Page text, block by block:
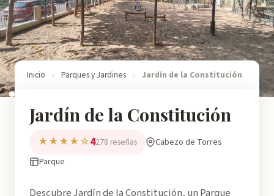
Inicio › Parques y Jardines › Jardín de la Constitución
Jardín de la Constitución
★★★★☆4278 reseñas
Cabezo de Torres
Parque
Descubre Jardín de la Constitución, un Parque